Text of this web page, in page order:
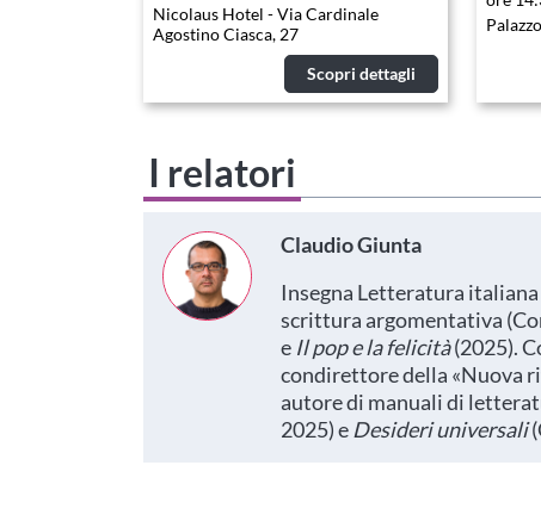
Nicolaus Hotel - Via Cardinale
Agostino Ciasca, 27
Scopri dettagli
I relatori
Claudio Giunta
Insegna Letteratura
scrittura argomentativa
e Il pop e la felicità(2025).
condirettore della «Nuova
autore di manuali di
2025) e Desideri universali